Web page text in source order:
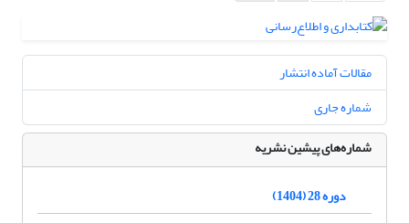
مقالات آماده انتشار
شماره جاری
شماره‌های پیشین نشریه
دوره 28 (1404)